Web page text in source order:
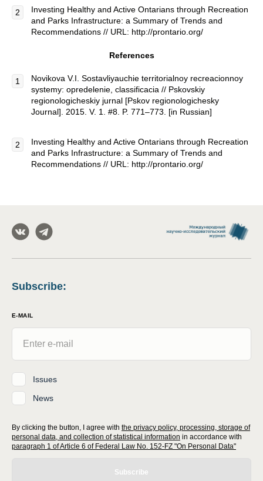
Investing Healthy and Active Ontarians through Recreation
and Parks Infrastructure: a Summary of Trends and
Recommendations // URL: http://prontario.org/
References
Novikova V.I. Sostavliyauchie territorialnoy recreacionnoy
systemy: opredelenie, classificacia // Pskovskiy
regionologicheskiy jurnal [Pskov regionologichesky
Journal]. 2015. V. 1. #8. P. 771–773. [in Russian]
Investing Healthy and Active Ontarians through Recreation
and Parks Infrastructure: a Summary of Trends and
Recommendations // URL: http://prontario.org/
Subscribe:
E-MAIL
Issues
News
By clicking the button, I agree with the privacy policy, processing, storage of
personal data, and collection of statistical information in accordance with
paragraph 1 of Article 6 of Federal Law No. 152-FZ "On Personal Data"
Subscribe